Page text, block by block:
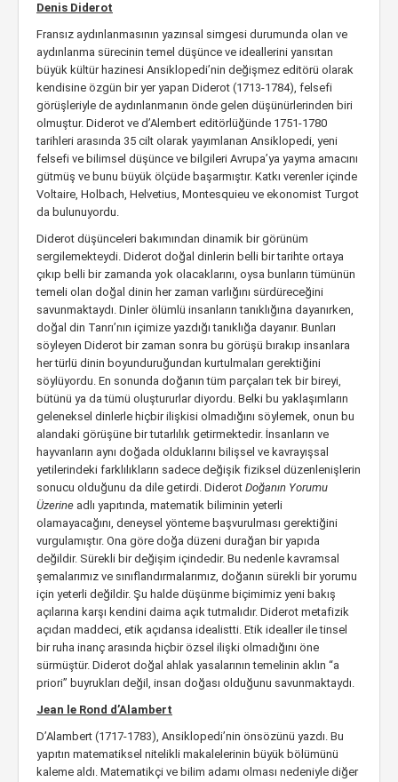
Denis Diderot
Fransız aydınlanmasının yazınsal simgesi durumunda olan ve
aydınlanma sürecinin temel düşünce ve ideallerini yansıtan
büyük kültür hazinesi Ansiklopedi’nin değişmez editörü olarak
kendisine özgün bir yer yapan Diderot (1713-1784), felsefi
görüşleriyle de aydınlanmanın önde gelen düşünürlerinden biri
olmuştur. Diderot ve d’Alembert editörlüğünde 1751-1780
tarihleri arasında 35 cilt olarak yayımlanan Ansiklopedi, yeni
felsefi ve bilimsel düşünce ve bilgileri Avrupa’ya yayma amacını
gütmüş ve bunu büyük ölçüde başarmıştır. Katkı verenler içinde
Voltaire, Holbach, Helvetius, Montesquieu ve ekonomist Turgot
da bulunuyordu.
Diderot düşünceleri bakımından dinamik bir görünüm
sergilemekteydi. Diderot doğal dinlerin belli bir tarihte ortaya
çıkıp belli bir zamanda yok olacaklarını, oysa bunların tümünün
temeli olan doğal dinin her zaman varlığını sürdüreceğini
savunmaktaydı. Dinler ölümlü insanların tanıklığına dayanırken,
doğal din Tanrı’nın içimize yazdığı tanıklığa dayanır. Bunları
söyleyen Diderot bir zaman sonra bu görüşü bırakıp insanlara
her türlü dinin boyunduruğundan kurtulmaları gerektiğini
söylüyordu. En sonunda doğanın tüm parçaları tek bir bireyi,
bütünü ya da tümü oluştururlar diyordu. Belki bu yaklaşımların
geleneksel dinlerle hiçbir ilişkisi olmadığını söylemek, onun bu
alandaki görüşüne bir tutarlılık getirmektedir. İnsanların ve
hayvanların aynı doğada olduklarını bilişsel ve kavrayışsal
yetilerindeki farklılıkların sadece değişik fiziksel düzenlenişlerin
sonucu olduğunu da dile getirdi. Diderot Doğanın Yorumu
Üzerine adlı yapıtında, matematik biliminin yeterli
olamayacağını, deneysel yönteme başvurulması gerektiğini
vurgulamıştır. Ona göre doğa düzeni durağan bir yapıda
değildir. Sürekli bir değişim içindedir. Bu nedenle kavramsal
şemalarımız ve sınıflandırmalarımız, doğanın sürekli bir yorumu
için yeterli değildir. Şu halde düşünme biçimimiz yeni bakış
açılarına karşı kendini daima açık tutmalıdır. Diderot metafizik
açıdan maddeci, etik açıdansa idealistti. Etik idealler ile tinsel
bir ruha inanç arasında hiçbir özsel ilişki olmadığını öne
sürmüştür. Diderot doğal ahlak yasalarının temelinin aklın “a
priori” buyrukları değil, insan doğası olduğunu savunmaktaydı.
Jean le Rond d’Alambert
D’Alambert (1717-1783), Ansiklopedi’nin önsözünü yazdı. Bu
yapıtın matematiksel nitelikli makalelerinin büyük bölümünü
kaleme aldı. Matematikçi ve bilim adamı olması nedeniyle diğer